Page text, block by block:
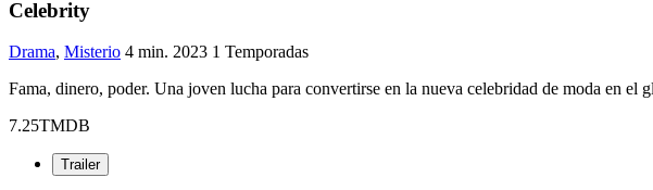
Celebrity
Drama, Misterio 4 min. 2023 1 Temporadas
Fama, dinero, poder. Una joven lucha para convertirse en la nueva celebridad de moda en el
7.25TMDB
Trailer